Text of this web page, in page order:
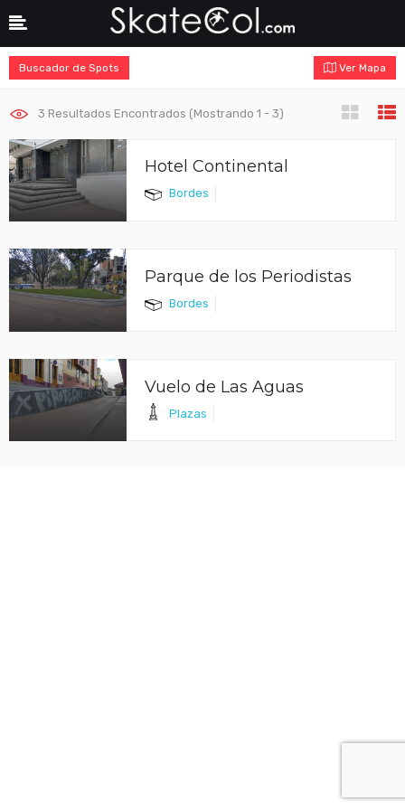
Buscador de Spots Ver Mapa
3 Resultados Encontrados (Mostrando 1 - 3)
Hotel Continental
Bordes
Parque de los Periodistas
Bordes
Vuelo de Las Aguas
Plazas